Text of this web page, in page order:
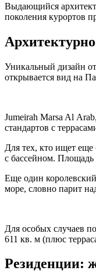
Выдающийся
поколения курортов
Уникальный дизайн
открывается вид на
Jumeirah Marsa Al
стандартов с
Для тех, кто ищет еще
с бассейном.
Еще один
море, словно парит
Для особых случаев
611 кв. м (плюс
Резиденции: